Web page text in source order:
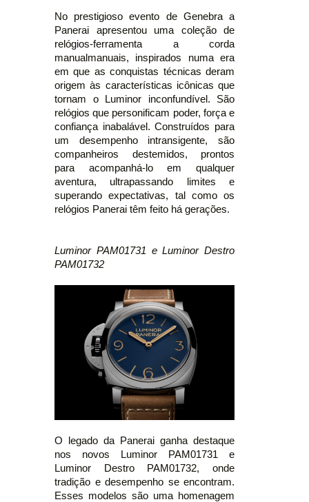
No prestigioso evento de Genebra a
Panerai apresentou uma coleção de
relógios-ferramenta a corda
manualmanuais, inspirados numa era
em que as conquistas técnicas deram
origem às características icônicas que
tornam o Luminor inconfundível. São
relógios que personificam poder, força e
confiança inabalável. Construídos para
um desempenho intransigente, são
companheiros destemidos, prontos
para acompanhá-lo em qualquer
aventura, ultrapassando limites e
superando expectativas, tal como os
relógios Panerai têm feito há gerações.
Luminor PAM01731 e Luminor Destro
PAM01732
O legado da Panerai ganha destaque
nos novos Luminor PAM01731 e
Luminor Destro PAM01732, onde
tradição e desempenho se encontram.
Esses modelos são uma homenagem